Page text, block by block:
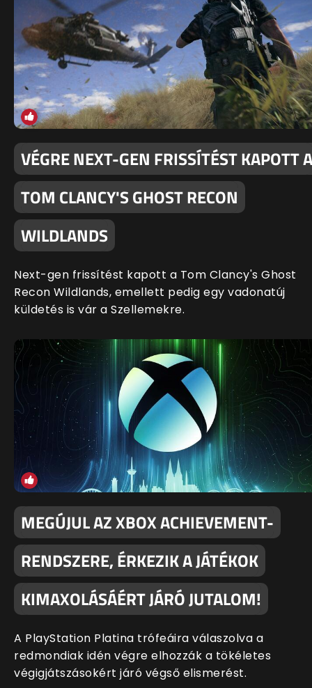
VÉGRE NEXT-GEN FRISSÍTÉST KAPOTT A
TOM CLANCY'S GHOST RECON
WILDLANDS
Next-gen frissítést kapott a Tom Clancy's Ghost
Recon Wildlands, emellett pedig egy vadonatúj
küldetés is vár a Szellemekre.
MEGÚJUL AZ XBOX ACHIEVEMENT-
RENDSZERE, ÉRKEZIK A JÁTÉKOK
KIMAXOLÁSÁÉRT JÁRÓ JUTALOM!
A PlayStation Platina trófeáira válaszolva a
redmondiak idén végre elhozzák a tökéletes
végigjátszásokért járó végső elismerést.